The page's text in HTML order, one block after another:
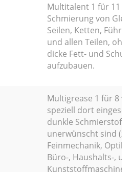
Multitalent 1 für 11
Schmierung von
Seilen, Ketten,
und allen Teilen,
dicke Fett- und
aufzubauen.
Multigrease 1 für 8
speziell dort
dunkle Schmierstoffe
unerwünscht sind
Feinmechanik, Optik,
Büro-, Haushalts-,